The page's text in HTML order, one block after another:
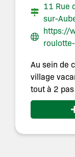
11 Rue
sur-
https://
Au sein de
village
tout à 2